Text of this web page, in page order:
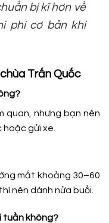
bị kĩ hơn về
phí cơ bản khi
Trấn Quốc
quan, nhưng bạn nên
hoặc gửi xe.
mất khoảng 30–60
nên dành nửa buổi.
tuần không?